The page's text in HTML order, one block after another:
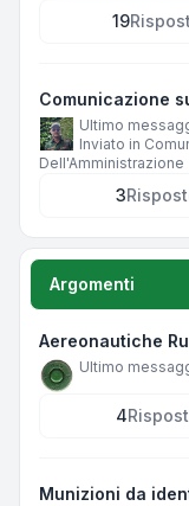
19
Comunicazione
Ultimo
Inviato in
Dell'Amministrazione
3
Argomenti
Aereonautiche
Ultimo
4
Munizioni da